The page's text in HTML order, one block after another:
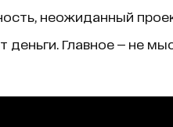
неожиданный
Главное — не